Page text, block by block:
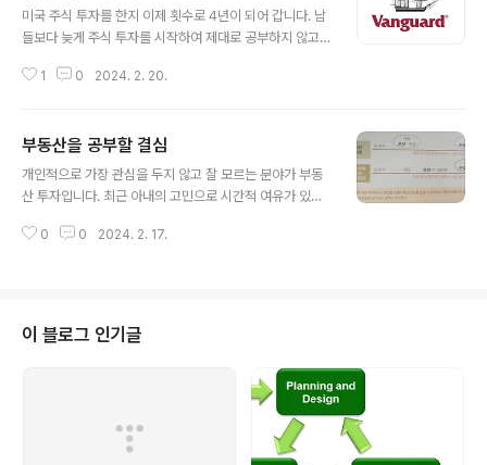
지만 Keras, TensorFlow 까지 정리할 겸 이 책을 읽습
니다. 참고로 AI(Artificial Intelligence)라는 용어는 Lis
연구하였던 존 매카시(John MacCarthy)가 처음 만든 용
미국 주식 투자를 한지 이제 횟수로 4년이 되어 갑니다. 남
들보다 늦게 주식 투자를 시작하여 제대로 공부하지 않고
투자에 관한 서적 읽고 있지만 뮤추얼 펀드 상식을 여러모
x?ItemId=117666248 뮤추얼 펀드 상식 저자 존 보글
은 인덱스 펀드의 창시자이자 세계에서 가장 큰 뮤추얼 펀
드 회사인 뱅가드 그룹의 설립자로 인덱스 펀드와 낮은 수
게임 www.aladin.co.kr 미국 주식을 장기 투자해야 하는
1 0 2024. 2. 20.
부동산을 공부할 결심
개인적으로 가장 관심을 두지 않고 잘 모르는 분야가 부동
산 투자입니다. 최근 아내의 고민으로 시간적 여유가 있을
니다. 개인의 모든 투자는 결국 투자 후 충분한 시간을 버텨
됩니다. 따라서 내 믿음을 바탕으로 투자하려면 누구보다
많이 공부하여 나 자신의 명확한 확신을 만드는 것이 더 중
요하다고 생각합니다. 이에 따라 이제 부동산에 대한 공부
를 시작합니다. 아직 많이 모르지만 아내가 원하는 정도의
수준에서 충분히 부동산으로 10년 뒤를 준비할 수 있을 만
큼 공부하려고 합니다. 그래서 이..
0 0 2024. 2. 17.
이 블로그 인기글